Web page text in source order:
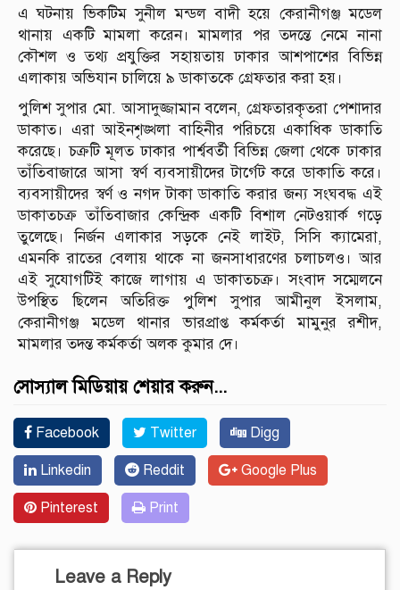
এ ঘটনায় ভিকটিম সুনীল মন্ডল বাদী হয়ে কেরানীগঞ্জ মডেল
থানায় একটি মামলা করেন। মামলার পর তদন্তে নেমে নানা
কৌশল ও তথ্য প্রযুক্তির সহায়তায় ঢাকার আশপাশের বিভিন্ন
এলাকায় অভিযান চালিয়ে ৯ ডাকাতকে গ্রেফতার করা হয়।
পুলিশ সুপার মো. আসাদুজ্জামান বলেন, গ্রেফতারকৃতরা পেশাদার
ডাকাত। এরা আইনশৃঙ্খলা বাহিনীর পরিচয়ে একাধিক ডাকাতি
করেছে। চক্রটি মূলত ঢাকার পার্শ্ববর্তী বিভিন্ন জেলা থেকে ঢাকার
তাঁতিবাজারে আসা স্বর্ণ ব্যবসায়ীদের টার্গেট করে ডাকাতি করে।
ব্যবসায়ীদের স্বর্ণ ও নগদ টাকা ডাকাতি করার জন্য সংঘবদ্ধ এই
ডাকাতচক্র তাঁতিবাজার কেন্দ্রিক একটি বিশাল নেটওয়ার্ক গড়ে
তুলেছে। নির্জন এলাকার সড়কে নেই লাইট, সিসি ক্যামেরা,
এমনকি রাতের বেলায় থাকে না জনসাধারণের চলাচলও। আর
এই সুযোগটিই কাজে লাগায় এ ডাকাতচক্র। সংবাদ সম্মেলনে
উপস্থিত ছিলেন অতিরিক্ত পুলিশ সুপার আমীনুল ইসলাম,
কেরানীগঞ্জ মডেল থানার ভারপ্রাপ্ত কর্মকর্তা মামুনুর রশীদ,
মামলার তদন্ত কর্মকর্তা অলক কুমার দে।
সোস্যাল মিডিয়ায় শেয়ার করুন...
Facebook Twitter Digg
Linkedin Reddit Google Plus
Pinterest Print
Leave a Reply